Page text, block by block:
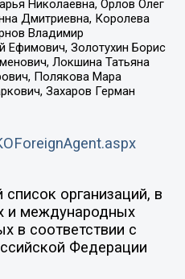
Николаевна, Орлов Олег
Дмитриевна, Королева
Владимир
Ефимович, Золотухин Борис
Локшина Татьяна
Полякова Мара
Захаров Герман
организаций, в
и международных
в соответствии с
Федерации